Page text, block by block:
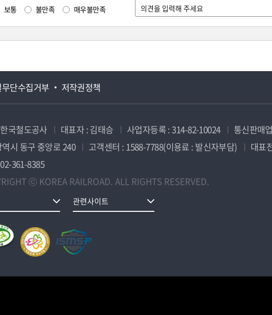
보통 불만족 매우불만족
단수집거부 저작권정책
국철도공사 대표자 : 김태승 사업자등록 : 314-82-10024
통신판매
시 동구 중앙로 240
고객센터 : 1588-7788(이용료 : 발신자부담)
대표
361-8385
ⓒ KOREA RAILROAD. ALL RIGHTS RESERVED.
관련사이트